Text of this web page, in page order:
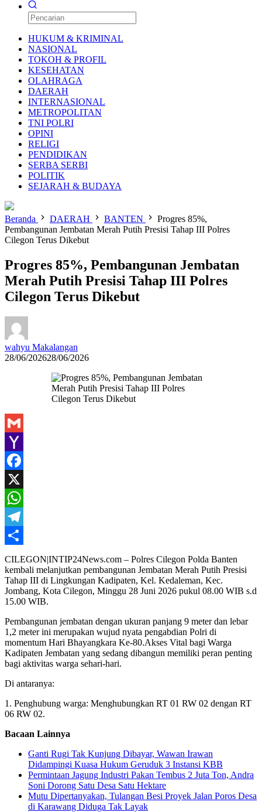
HUKUM & KRIMINAL
NASIONAL
TOKOH & PROFIL
KESEHATAN
OLAHRAGA
DAERAH
INTERNASIONAL
METROPOLITAN
TNI POLRI
OPINI
RELIGI
PENDIDIKAN
SERBA SERBI
POLITIK
SEJARAH & BUDAYA
Beranda DAERAH BANTEN
Progres 85%,
Pembangunan Jembatan Merah Putih Presisi Tahap III Polres
Cilegon Terus Dikebut
Progres 85%, Pembangunan Jembatan
Merah Putih Presisi Tahap III Polres
Cilegon Terus Dikebut
wahyu Makalangan
28/06/202628/06/2026
Gmail
Yahoo
Mail
Facebook
X
WhatsApp
Telegram
Share
CILEGON|INTIP24News.com – Polres Cilegon Polda Banten
kembali melanjutkan pembangunan Jembatan Merah Putih Presisi
Tahap III di Lingkungan Kadipaten, Kel. Kedaleman, Kec.
Jombang, Kota Cilegon, Minggu 28 Juni 2026 pukul 08.00 WIB s.d
15.00 WIB.
Pembangunan jembatan dengan ukuran panjang 9 meter dan lebar
1,2 meter ini merupakan wujud nyata pengabdian Polri di
momentum Hari Bhayangkara Ke-80.Akses Vital bagi Warga
Kadipaten Jembatan yang sedang dibangun memiliki peran penting
bagi aktivitas warga sehari-hari.
Di antaranya:
1. Penghubung warga: Menghubungkan RT 01 RW 02 dengan RT
06 RW 02.
Bacaan Lainnya
Ganti Rugi Tak Kunjung Dibayar, Wawan Irawan
Didampingi Kuasa Hukum Geruduk 3 Instansi KBB
Permintaan Jagung Industri Pakan Tembus 2 Juta Ton, Andra
Soni Dorong Satu Desa Satu Hektare
Mutu Dipertanyakan, Tulangan Besi Proyek Jalan Poros Desa
di Karawang Diduga Tak Layak